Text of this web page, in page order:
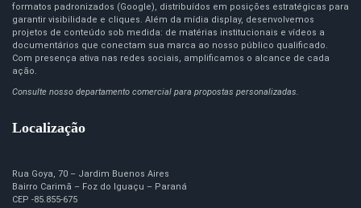
formatos padronizados (Google), distribuídos em posições estratégicas para
garantir visibilidade e cliques. Além da mídia display, desenvolvemos
projetos de conteúdo sob medida: de matérias institucionais e vídeos a
documentários que conectam sua marca ao nosso público qualificado.
Com presença ativa nas redes sociais, amplificamos o alcance de cada
ação.
Consulte nosso departamento comercial para propostas personalizadas.
Localização
Rua Goya, 70 – Jardim Buenos Aires
Bairro Carimã – Foz do Iguaçu – Paraná
CEP -85.855-675